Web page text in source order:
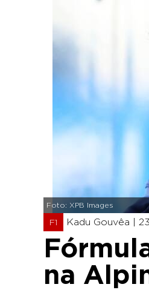
Foto: XPB Images
F1 Kadu Gouvêa |
na